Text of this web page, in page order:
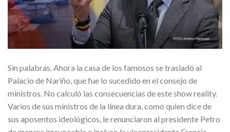
Sin palabras. Ahora la casa de los famosos se trasladó al
Palacio de Nariño, que fue lo sucedido en el consejo de
ministros. No calculó las consecuencias de este show reality.
Varios de sus ministros de la línea dura, como quien dice de
sus aposentos ideológicos, le renunciaron al presidente Petro